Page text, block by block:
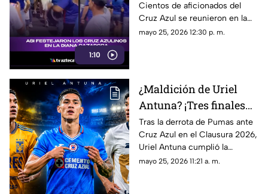
1:10
Cruz Azul campeón en
Tuxtla Gutiérrez
Cientos de aficionados del
Cruz Azul se reunieron en la
Diana Cazadora de Tuxtla
mayo 25, 2026 12:30 p. m.
¿Maldición de Uriel
Antuna? ¡Tres finales
perdidas! Futbolista
empata récord tras
perder la Final con
Pumas
Tras la derrota de Pumas ante
Cruz Azul en el Clausura 2026,
Uriel Antuna cumplió la
‘maldición’ e igualó un récord
mayo 25, 2026 11:21 a. m.